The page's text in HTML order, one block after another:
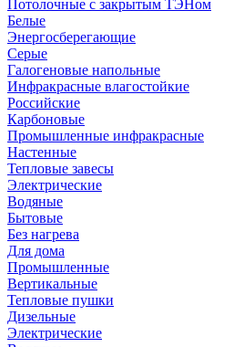
Потолочные с закрытым ТЭНом
Белые
Энергосберегающие
Серые
Галогеновые напольные
Инфракрасные влагостойкие
Российские
Карбоновые
Промышленные инфракрасные
Настенные
Тепловые завесы
Электрические
Водяные
Бытовые
Без нагрева
Для дома
Промышленные
Вертикальные
Тепловые пушки
Дизельные
Электрические